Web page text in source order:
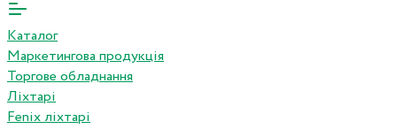
Каталог
Маркетингова продукція
Торгове обладнання
Ліхтарі
Fenix ліхтарі